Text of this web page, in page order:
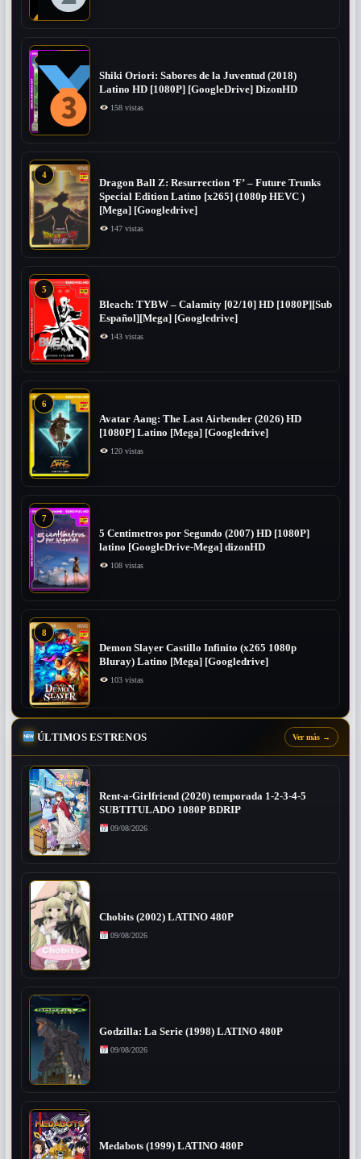
Shiki Oriori: Sabores de la Juventud (2018)
Latino HD [1080P] [GoogleDrive] DizonHD
158 vistas
4
Dragon Ball Z: Resurrection ‘F’ – Future Trunks
Special Edition Latino [x265] (1080p HEVC )
[Mega] [Googledrive]
147 vistas
5
Bleach: TYBW – Calamity [02/10] HD [1080P][Sub
Español][Mega] [Googledrive]
143 vistas
6
Avatar Aang: The Last Airbender (2026) HD
[1080P] Latino [Mega] [Googledrive]
120 vistas
7
5 Centimetros por Segundo (2007) ​HD [1080P]
latino [GoogleDrive-Mega] dizonHD
108 vistas
8
Demon Slayer Castillo Infinito (x265 1080p
Bluray) Latino [Mega] [Googledrive]
103 vistas
ÚLTIMOS ESTRENOS Ver más →
Rent-a-Girlfriend (2020) temporada 1-2-3-4-5
SUBTITULADO 1080P BDRIP
09/08/2026
Chobits (2002) LATINO 480P
09/08/2026
Godzilla: La Serie (1998) LATINO 480P
09/08/2026
Medabots (1999) LATINO 480P